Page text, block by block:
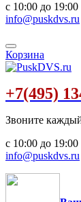
с 10:00 до 19:00
info@puskdvs.ru
Корзина
+7(495)
Звоните
с 10:00 до 19:00
info@puskdvs.ru